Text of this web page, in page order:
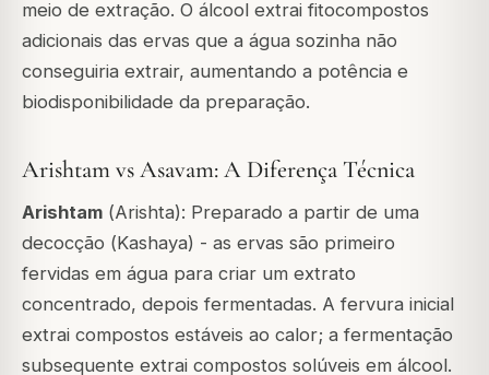
meio de extração. O álcool extrai fitocompostos
adicionais das ervas que a água sozinha não
conseguiria extrair, aumentando a potência e
biodisponibilidade da preparação.
Arishtam vs Asavam: A Diferença Técnica
Arishtam (Arishta): Preparado a partir de uma
decocção (Kashaya) - as ervas são primeiro
fervidas em água para criar um extrato
concentrado, depois fermentadas. A fervura inicial
extrai compostos estáveis ao calor; a fermentação
subsequente extrai compostos solúveis em álcool.